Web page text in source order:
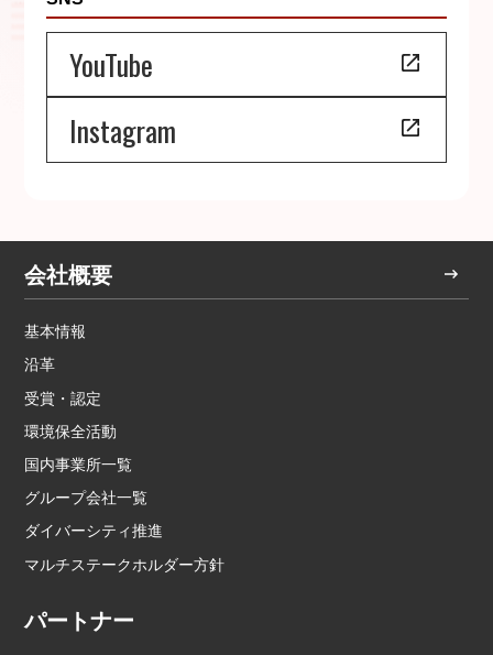
YouTube
Instagram
会社概要
基本情報
沿革
受賞・認定
環境保全活動
国内事業所一覧
グループ会社一覧
ダイバーシティ推進
マルチステークホルダー方針
パートナー